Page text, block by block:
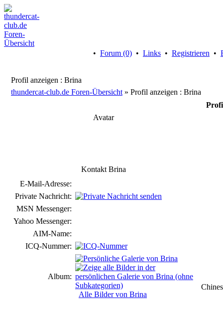
• Forum (0) • Links • Registrieren •
Profil anzeigen : Brina
thundercat-club.de Foren-Übersicht » Profil anzeigen : Brina
Avatar
Kontakt Brina
E-Mail-Adresse:
Private Nachricht:
MSN Messenger:
Yahoo Messenger:
AIM-Name:
ICQ-Nummer:
Album:
Alle Bilder von Brina